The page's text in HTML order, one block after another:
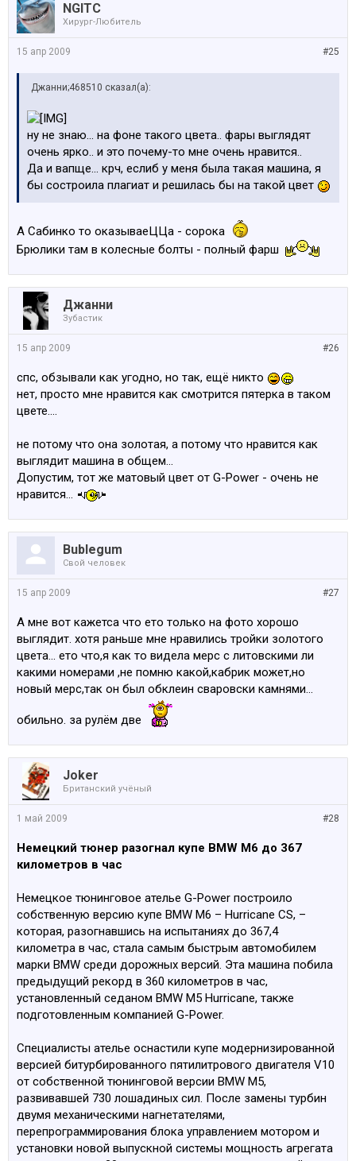
NGITC
Хирург-Любитель
#25
15 апр 2009
Джанни;468510 сказал(а):
ну не знаю... на фоне такого цвета.. фары выглядят
очень ярко.. и это почему-то мне очень нравится..
Да и вапще... крч, еслиб у меня была такая машина, я
бы состроила плагиат и решилась бы на такой цвет
А Cабинко то оказываеЦЦа - сорока
Брюлики там в колесные болты - полный фарш
Джанни
Зубастик
#26
15 апр 2009
спс, обзывали как угодно, но так, ещё никто
нет, просто мне нравится как смотрится пятерка в таком
цвете....
не потому что она золотая, а потому что нравится как
выглядит машина в общем...
Допустим, тот же матовый цвет от G-Power - очень не
нравится...
Bublegum
Свой человек
#27
15 апр 2009
А мне вот кажетса что ето только на фото хорошо
выглядит. хотя раньше мне нравились тройки золотого
цвета... ето что,я как то видела мерс с литовскими ли
какими номерами ,не помню какой,кабрик может,но
новый мерс,так он был обклеин сваровски камнями...
обильно. за рулём две
Joker
Британский учёный
#28
1 май 2009
Немецкий тюнер разогнал купе BMW M6 до 367
километров в час
Немецкое тюнинговое ателье G-Power построило
собственную версию купе BMW M6 – Hurricane CS, –
которая, разогнавшись на испытаниях до 367,4
километра в час, стала самым быстрым автомобилем
марки BMW среди дорожных версий. Эта машина побила
предыдущий рекорд в 360 километров в час,
установленный седаном BMW M5 Hurricane, также
подготовленным компанией G-Power.
Специалисты ателье оснастили купе модернизированной
версией битурбированного пятилитрового двигателя V10
от собственной тюнинговой версии BMW M5,
развивавшей 730 лошадиных сил. После замены турбин
двумя механическими нагнетателями,
перепрограммирования блока управлением мотором и
установки новой выпускной системы мощность агрегата